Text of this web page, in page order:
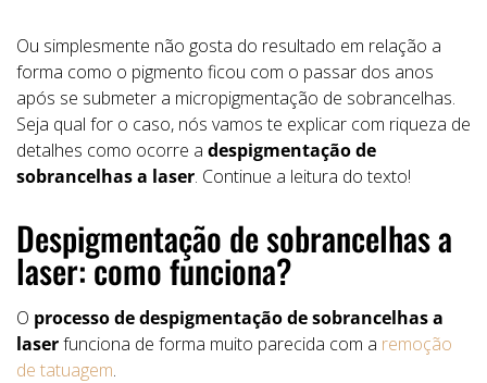
Ou simplesmente não gosta do resultado em relação a
forma como o pigmento ficou com o passar dos anos
após se submeter a micropigmentação de sobrancelhas.
Seja qual for o caso, nós vamos te explicar com riqueza de
detalhes como ocorre a despigmentação de
sobrancelhas a laser. Continue a leitura do texto!
Despigmentação de sobrancelhas a
laser: como funciona?
O processo de despigmentação de sobrancelhas a
laserfunciona de forma muito parecida com a remoção
de tatuagem.